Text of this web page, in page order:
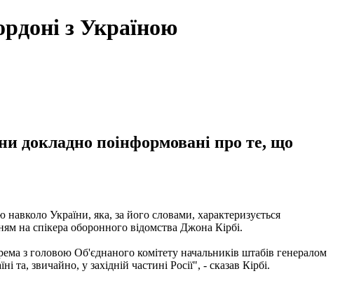
з Україною
докладно поінформовані про те, що
України, яка, за його словами, характеризується
на спікера оборонного відомства Джона Кірбі.
з головою Об'єднаного комітету начальників штабів генералом
звичайно, у західній частині Росії", - сказав Кірбі.